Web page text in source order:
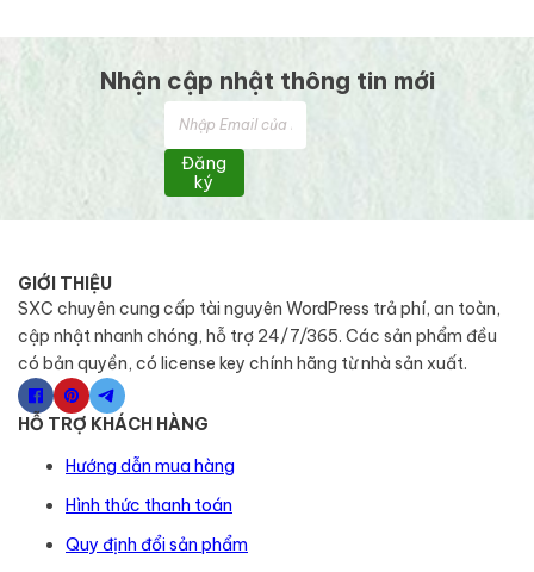
Nhận cập nhật thông tin mới
Đăng
ký
GIỚI THIỆU
SXC chuyên cung cấp tài nguyên WordPress trả phí, an toàn,
cập nhật nhanh chóng, hỗ trợ 24/7/365. Các sản phẩm đều
có bản quyền, có license key chính hãng từ nhà sản xuất.
HỖ TRỢ KHÁCH HÀNG
Hướng dẫn mua hàng
Hình thức thanh toán
Quy định đổi sản phẩm